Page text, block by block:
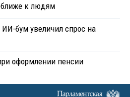
ближе к людям
ИИ-бум увеличил спрос на
оформлении пенсии